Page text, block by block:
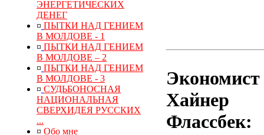
ЭНЕРГЕТИЧЕСКИХ
ДЕНЕГ
¤ ПЫТКИ НАД ГЕНИЕМ
В МОЛДОВЕ - 1
¤ ПЫТКИ НАД ГЕНИЕМ
В МОЛДОВЕ – 2
¤ ПЫТКИ НАД ГЕНИЕМ
В МОЛДОВЕ - 3
¤ СУДЬБОНОСНАЯ
НАЦИОНАЛЬНАЯ
СВЕРХИДЕЯ РУССКИХ
...
¤ Обо мне
Экономист
Хайнер
Флассбек: